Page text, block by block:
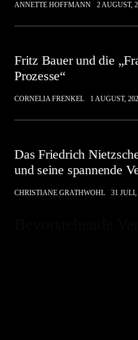
ANNETTE HOFFMANN 2 AUGUST,
Fritz Bauer und die
Prozesse“
CORNELIA FRENKEL 1 AUGUST,
Das Friedrich
und seine spannende
CHRISTIANE GRATHWOHL 31 JULI,